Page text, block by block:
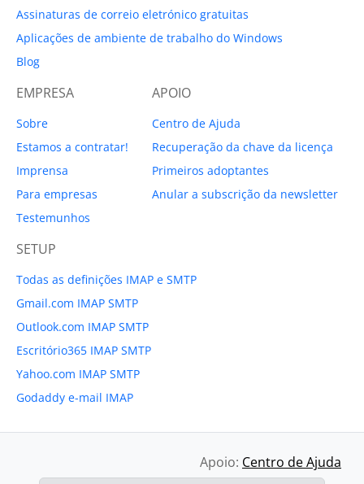
Assinaturas de correio eletrónico gratuitas
Aplicações de ambiente de trabalho do Windows
Blog
EMPRESA
Sobre
Estamos a contratar!
Imprensa
Para empresas
Testemunhos
APOIO
Centro de Ajuda
Recuperação da chave da licença
Primeiros adoptantes
Anular a subscrição da newsletter
SETUP
Todas as definições IMAP e SMTP
Gmail.com IMAP SMTP
Outlook.com IMAP SMTP
Escritório365 IMAP SMTP
Yahoo.com IMAP SMTP
Godaddy e-mail IMAP
Apoio: Centro de Ajuda